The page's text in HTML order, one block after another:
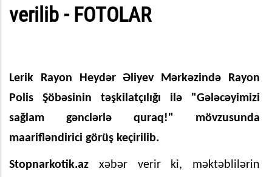
verilib - FOTOLAR
Lerik Rayon Heydər Əliyev Mərkəzində Rayon
Polis Şöbəsinin təşkilatçılığı ilə "Gələcəyimizi
sağlam gənclərlə quraq!" mövzusunda
maarifləndirici görüş keçirilib.
Stopnarkotik.az xəbər verir ki, məktəblilərin